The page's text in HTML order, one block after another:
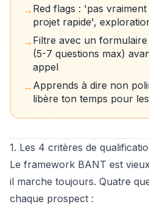
→ Red flags : 'pas
projet rapide',
→ Filtre avec un
(5-7 questions max)
appel
→ Apprends à dire non
libère ton temps pour
1. Les 4 critères de
Le framework BANT est
il marche toujours. Quatre
chaque prospect :